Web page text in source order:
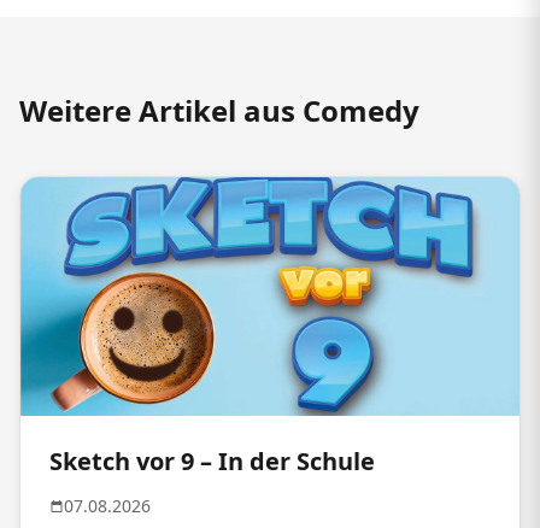
Weitere Artikel aus Comedy
Sketch vor 9 – In der Schule
07.08.2026